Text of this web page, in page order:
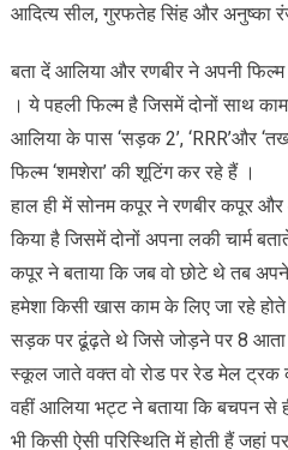
आदित्य सील, गुरफतेह सिंह और अनुष्का
बता दें आलिया और रणबीर ने अपनी फिल्म
। ये पहली फिल्म है जिसमें दोनों साथ
आलिया के पास ‘सड़क 2’, ‘RRR’और
फिल्म ‘शमशेरा’ की शूटिंग कर रहे हैं ।
हाल ही में सोनम कपूर ने रणबीर कपूर
किया है जिसमें दोनों अपना लकी चार्म
कपूर ने बताया कि जब वो छोटे थे तब
हमेशा किसी खास काम के लिए जा रहे
सड़क पर ढूंढ़ते थे जिसे जोड़ने पर 8
स्कूल जाते वक्त वो रोड पर रेड मेल
वहीं आलिया भट्ट ने बताया कि बचपन
भी किसी ऐसी परिस्थिति में होती हैं